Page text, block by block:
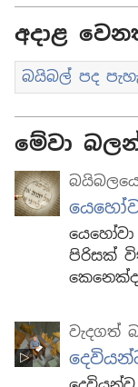
අදාළ
බයිබල් පද
මේවා
පිරිසක්
වැදගත්